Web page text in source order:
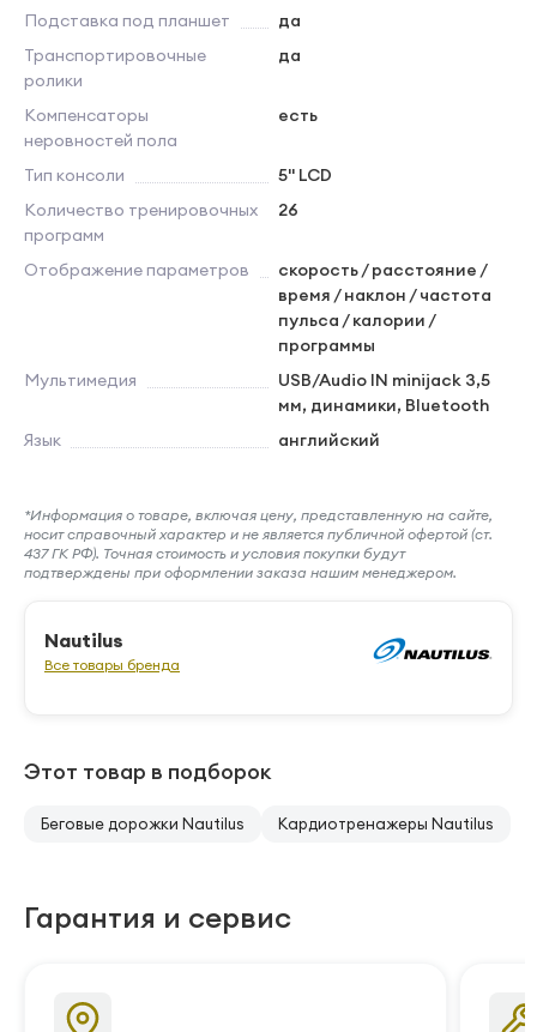
Подставка под планшет
да
Транспортировочные
ролики
да
Компенсаторы
неровностей пола
есть
Тип консоли
5" LCD
Количество тренировочных
программ
26
Отображение параметров
скорость / расстояние /
время / наклон / частота
пульса / калории /
программы
Мультимедия
USB/Audio IN minijack 3,5
мм, динамики, Bluetooth
Язык
английский
*Информация о товаре, включая цену, представленную на сайте,
носит справочный характер и не является публичной офертой (ст.
437 ГК РФ). Точная стоимость и условия покупки будут
подтверждены при оформлении заказа нашим менеджером.
Nautilus
Все товары бренда
Этот товар в подборок
Беговые дорожки Nautilus Кардиотренажеры Nautilus
Гарантия и сервис